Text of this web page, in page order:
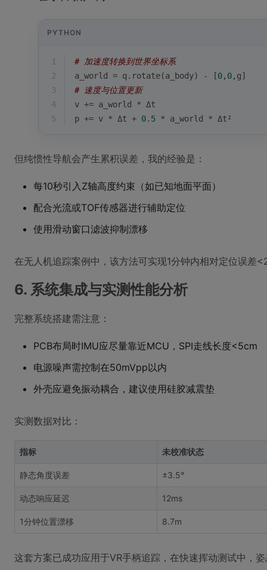
PYTHON
1
# 加速度转换到世界坐标系
2
a_world = q.rotate(a_body) - [0, 0,g]
3
# 速度与位置更新
4
v += a_world * Δt
5
p += v * Δt + 0.5 * a_world * Δt²
但纯惯性导航会产生累积误差，我的经验是：
每10秒引入Z轴高度约束（如已知地面平面）
配合光流或TOF传感器进行辅助定位
使用滑动窗口滤波抑制漂移
在无人机追踪案例中，该方法可实现1分钟内相对定位误差
6. 系统集成与实测性能分析
完整系统搭建需注意：
PCB布局时IMU应尽量靠近MCU，SPI走线长度<5cm
电源噪声需控制在50mVpp以内
外壳应避免振动耦合，建议使用硅胶减震垫
实测数据对比：
指标 未校准状态
静态角度误差 ±3.5°
动态响应延迟 12ms
1分钟位置漂移 8.7m
这套方案已成功应用于VR手柄追踪，在快速挥动测试中，